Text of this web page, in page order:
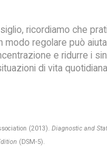
ricordiamo che
modo regolare può
e ridurre i
di vita
(2013).Diagnostic and
(DSM-5).